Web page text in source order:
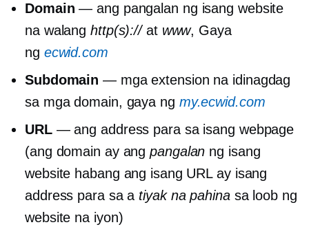
Domain — ang pangalan ng isang website
na walanghttp(s)://at www, Gaya
ng ecwid.com
Subdomain — mga extension na idinagdag
sa mga domain, gaya ng my.ecwid.com
URL— ang address para sa isang webpage
(ang domain ay angpangalan ng isang
website habang ang isang URL ay isang
address para sa a tiyak na pahinasa loob ng
website na iyon)